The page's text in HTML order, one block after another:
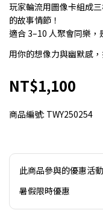
玩家輪流用圖像卡組成
的故事情節！
適合 3–10 人聚會同樂，
用你的想像力與幽默感
NT$1,100
商品編號: TWY250254
此商品參與的優惠活動
暑假限時優惠